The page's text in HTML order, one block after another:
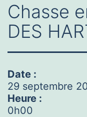
Chasse
DES
Date :
29 septembre
Heure :
0h00